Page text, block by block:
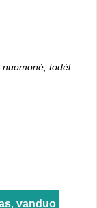
todėl
, vanduo